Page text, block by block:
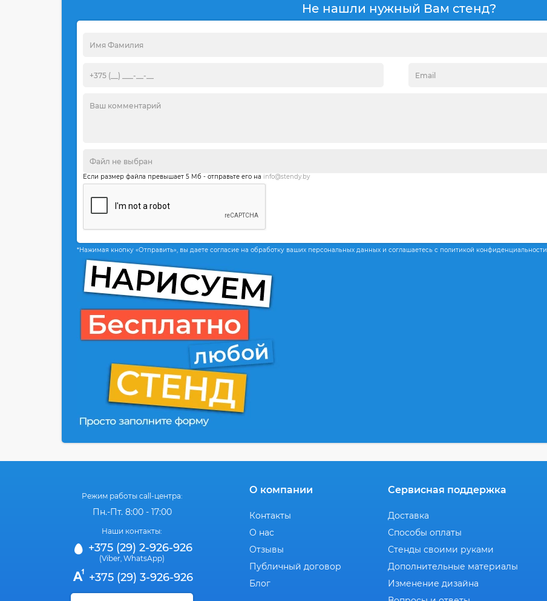
Не нашли нужный Вам стенд?
Если размер файла превышает 5 Мб - отправьте его на info@stendy.by
*Нажимая кнопку «Отправить», вы даете согласие на обработку ваших персональных данных и соглашаетесь с политикой конфиденциальности
Режим работы call-центра:
Пн.-Пт. 8:00 - 17:00
Наши контакты:
+375 (29) 2-926-926
(Viber, WhatsApp)
+375 (29) 3-926-926
О компании
Контакты
О нас
Отзывы
Публичный договор
Блог
Сервисная поддержка
Доставка
Способы оплаты
Стенды своими руками
Дополнительные материалы
Изменение дизайна